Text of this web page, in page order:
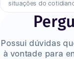
situações do
Possui dúvidas
à vontade para